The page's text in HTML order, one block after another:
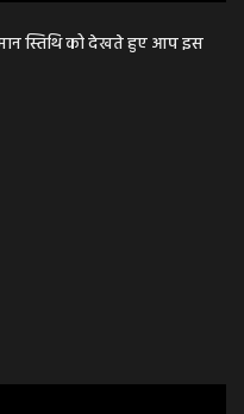
स्तिथि को देखते हुए आप इस